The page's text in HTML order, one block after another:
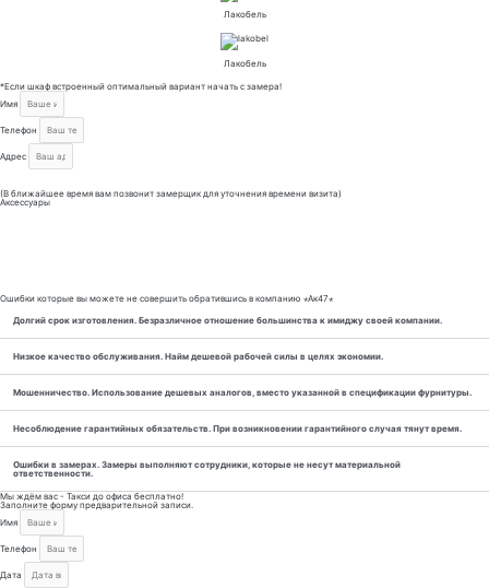
Лакобель
Лакобель
*Если шкаф встроенный оптимальный вариант начать с замера!
Имя
Телефон
Адрес
(В ближайшее время вам позвонит замерщик для уточнения времени визита)
Аксессуары
Ошибки которые вы можете не совершить обратившись в компанию ⋆Ак47⋆
Долгий срок изготовления. Безразличное отношение большинства к имиджу своей компании.
Низкое качество обслуживания. Найм дешевой рабочей силы в целях экономии.
Мошенничество. Использование дешевых аналогов, вместо указанной в спецификации фурнитуры.
Несоблюдение гарантийных обязательств. При возникновении гарантийного случая тянут время.
Ошибки в замерах. Замеры выполняют сотрудники, которые не несут материальной
ответственности.
Мы ждём вас - Такси до офиса бесплатно!
Заполните форму предварительной записи.
Имя
Телефон
Дата